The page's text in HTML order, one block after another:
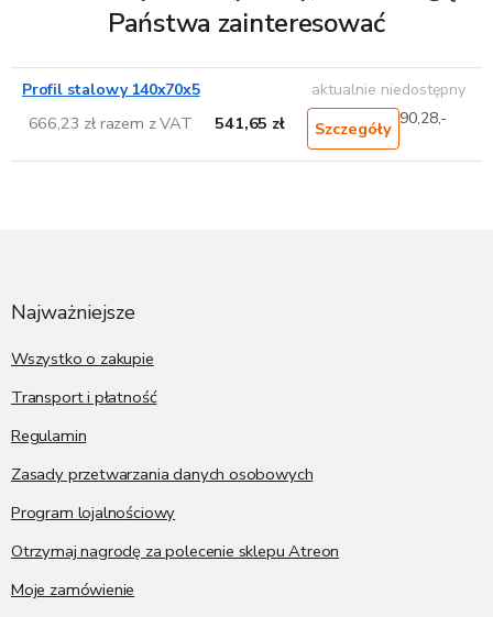
Państwa zainteresować
Profil stalowy 140x70x5 aktualnie niedostępny
666,23 zł razem z VAT 541,65 zł Szczegóły 90,28,-
Najważniejsze
Wszystko o zakupie
Transport i płatność
Regulamin
Zasady przetwarzania danych osobowych
Program lojalnościowy
Otrzymaj nagrodę za polecenie sklepu Atreon
Moje zamówienie